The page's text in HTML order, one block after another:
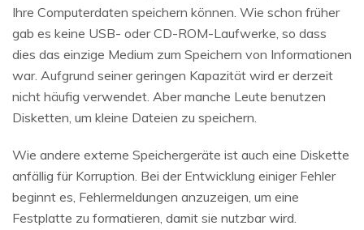
Ihre Computerdaten speichern können. Wie schon früher
gab es keine USB- oder CD-ROM-Laufwerke, so dass
dies das einzige Medium zum Speichern von Informationen
war. Aufgrund seiner geringen Kapazität wird er derzeit
nicht häufig verwendet. Aber manche Leute benutzen
Disketten, um kleine Dateien zu speichern.
Wie andere externe Speichergeräte ist auch eine Diskette
anfällig für Korruption. Bei der Entwicklung einiger Fehler
beginnt es, Fehlermeldungen anzuzeigen, um eine
Festplatte zu formatieren, damit sie nutzbar wird.